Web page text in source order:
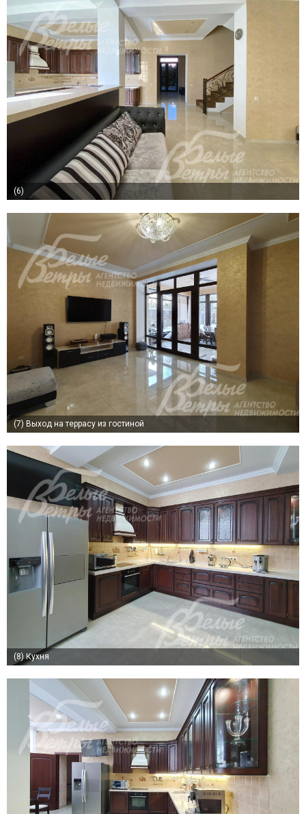
(6)
(7) Выход на террасу из гостиной
(8)Кухня